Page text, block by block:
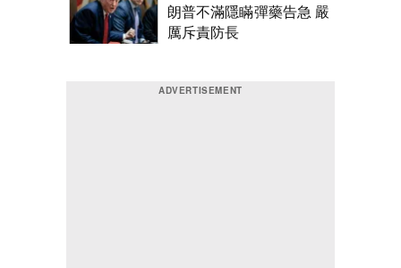
朗普不滿隱瞞彈藥告急 嚴
厲斥責防長